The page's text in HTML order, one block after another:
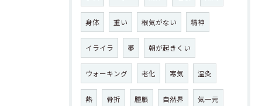
身体 重い 根気がない 精神
イライラ 夢 朝が起きくい
ウォーキング 老化 寒気 温灸
熱 骨折 腫脹 自然界 気一元